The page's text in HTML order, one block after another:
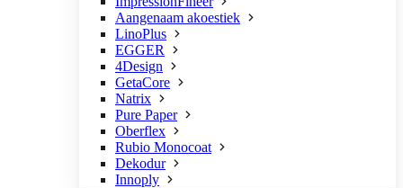
Aangenaam akoestiek
LinoPlus
EGGER
4Design
GetaCore
Natrix
Pure Paper
Oberflex
Rubio Monocoat
Dekodur
Innoply